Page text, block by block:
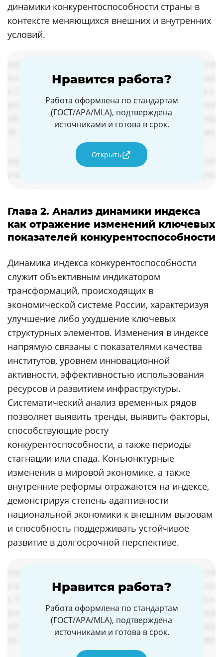
динамики конкурентоспособности страны в
контексте меняющихся внешних и внутренних
условий.
Нравится работа?
Работа оформлена по стандартам
(ГОСТ/APA/MLA), подтверждена
источниками и готова в срок.
Открыть
Глава 2. Анализ динамики индекса
как отражение изменений ключевых
показателей конкурентоспособности
Динамика индекса конкурентоспособности
служит объективным индикатором
трансформаций, происходящих в
экономической системе России, характеризуя
улучшение либо ухудшение ключевых
структурных элементов. Изменения в индексе
напрямую связаны с показателями качества
институтов, уровнем инновационной
активности, эффективностью использования
ресурсов и развитием инфраструктуры.
Систематический анализ временных рядов
позволяет выявить тренды, выявить факторы,
способствующие росту
конкурентоспособности, а также периоды
стагнации или спада. Конъюнктурные
изменения в мировой экономике, а также
внутренние реформы отражаются на индексе,
демонстрируя степень адаптивности
национальной экономики к внешним вызовам
и способность поддерживать устойчивое
развитие в долгосрочной перспективе.
Нравится работа?
Работа оформлена по стандартам
(ГОСТ/APA/MLA), подтверждена
источниками и готова в срок.